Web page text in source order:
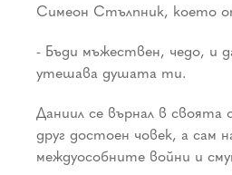
Симеон Стълпник, което
- Бъди мъжествен, чедо, и
утешава душата ти.
Даниил се върнал в
друг достоен човек, а сам
междуособните войни и